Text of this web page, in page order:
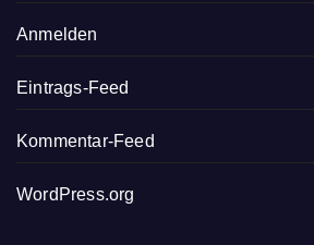
Anmelden
Eintrags-Feed
Kommentar-Feed
WordPress.org